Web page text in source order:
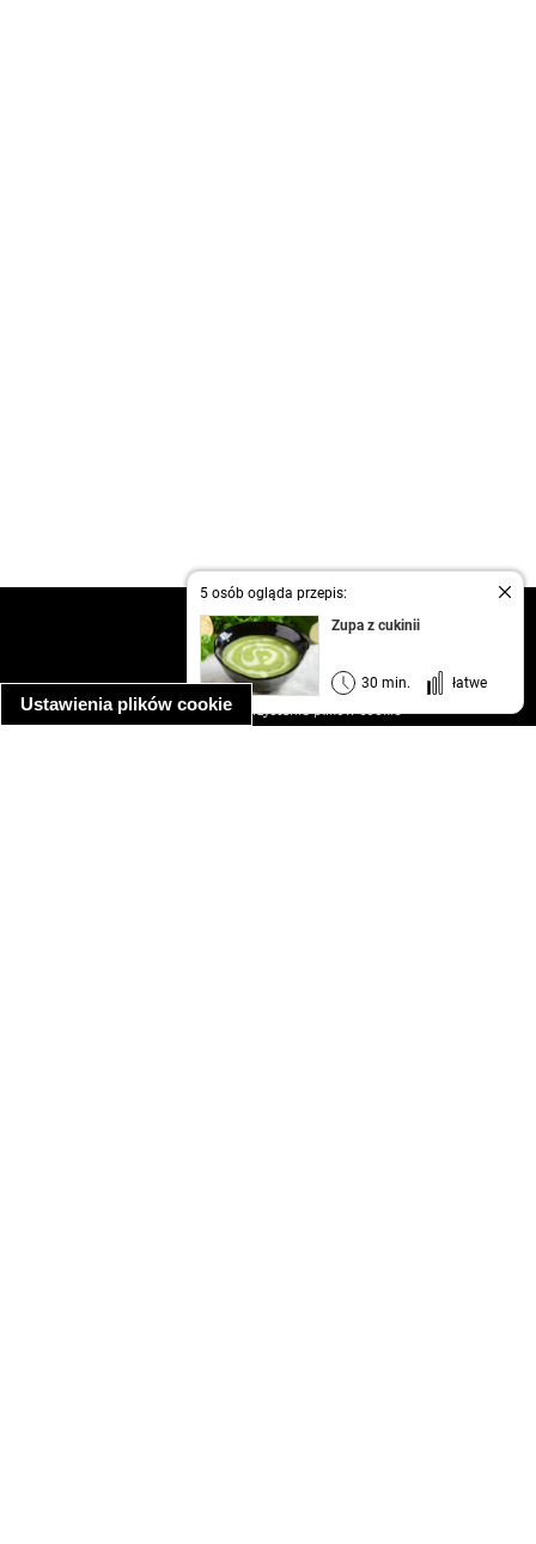
Ustawienia plików cookie
5 osób ogląda przepis:
Zupa z cukinii
30 min. łatwe
kontakt
regulamin
informacja o prywatności
informacja o wykorzystaniu plików cookie